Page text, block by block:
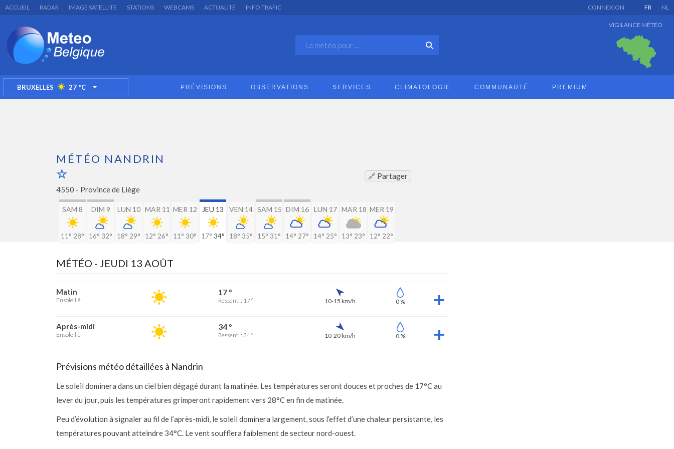
ACCUEIL RADAR IMAGE SATELLITE STATIONS WEBCAMS ACTUALITÉ INFO TRAFIC FR NL
CONNEXION
VIGILANCE MÉTÉO
BRUXELLES 27°C TOGGLE DROPDOWN PRÉVISIONS OBSERVATIONS SERVICES CLIMATOLOGIE COMMUNAUTÉ PREMIUM
MÉTÉO NANDRIN
🔗 Partager
4550 - Province de Liège
SAM 8
11° 28°
DIM 9
16° 32°
LUN 10
18° 29°
MAR 11
12° 26°
MER 12
11° 30°
JEU 13
17° 34°
VEN 14
18° 35°
SAM 15
15° 31°
DIM 16
14° 27°
LUN 17
14° 25°
MAR 18
13° 23°
MER 19
12° 22°
MÉTÉO - JEUDI 13 AOÛT
Matin
Ensoleillé
17 °
Ressenti : 17 ° 10-15 km/h 0 %
Après-midi
Ensoleillé
34 °
Ressenti : 34 ° 10-20 km/h 0 %
Prévisions météo détaillées à Nandrin
Le soleil dominera dans un ciel bien dégagé durant la matinée. Les températures seront douces et proches de 17°C au
lever du jour, puis les températures grimperont rapidement vers 28°C en fin de matinée.
Peu d’évolution à signaler au fil de l’après-midi, le soleil dominera largement, sous l’effet d’une chaleur persistante, les
températures pouvant atteindre 34°C. Le vent soufflera faiblement de secteur nord-ouest.